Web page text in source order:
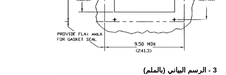
3 - الرسم البياني (بالملم)